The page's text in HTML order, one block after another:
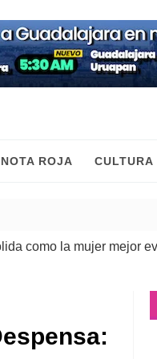
NOTA ROJA CULTURA
la mujer mejor evaluada